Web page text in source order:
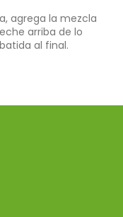
agrega la mezcla
arriba de lo
al final.